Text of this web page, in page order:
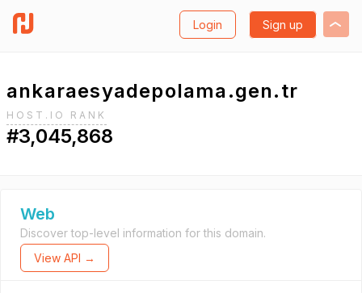
Login Sign up
ankaraesyadepolama.gen.tr
HOST.IO RANK
#3,045,868
Web
Discover top-level information for this domain.
View API →